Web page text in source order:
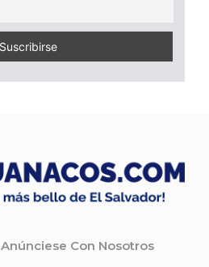
Anúnciese Con Nosotros